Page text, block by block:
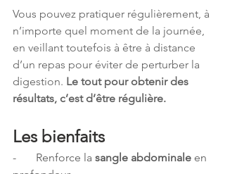
Vous pouvez pratiquer régulièrement, à
n’importe quel moment de la journée,
en veillant toutefois à être à distance
d’un repas pour éviter de perturber la
digestion. Le tout pour obtenir des
résultats, c’est d’être régulière.
Les bienfaits
-       Renforce la sangle abdominale en